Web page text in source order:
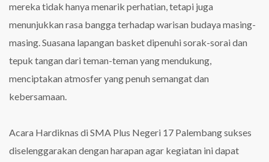
mereka tidak hanya menarik perhatian, tetapi juga
menunjukkan rasa bangga terhadap warisan budaya masing-
masing. Suasana lapangan basket dipenuhi sorak-sorai dan
tepuk tangan dari teman-teman yang mendukung,
menciptakan atmosfer yang penuh semangat dan
kebersamaan.
Acara Hardiknas di SMA Plus Negeri 17 Palembang sukses
diselenggarakan dengan harapan agar kegiatan ini dapat